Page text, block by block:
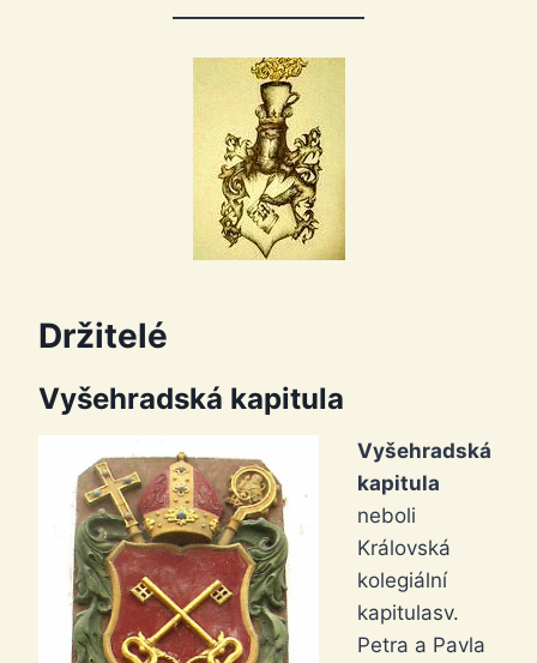
Držitelé
Vyšehradská kapitula
Vyšehradská
kapitula
neboli
Královská
kolegiální
kapitulasv.
Petra a Pavla